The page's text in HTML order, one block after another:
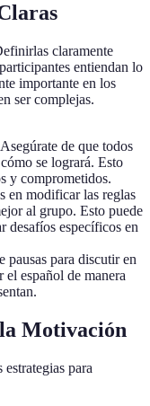
claramente
entiendan lo
importante en los
ser complejas.
de que todos
se logrará. Esto
y comprometidos.
en modificar las reglas
al grupo. Esto puede
desafíos específicos en
pausas para discutir en
el español de manera
Motivación
para